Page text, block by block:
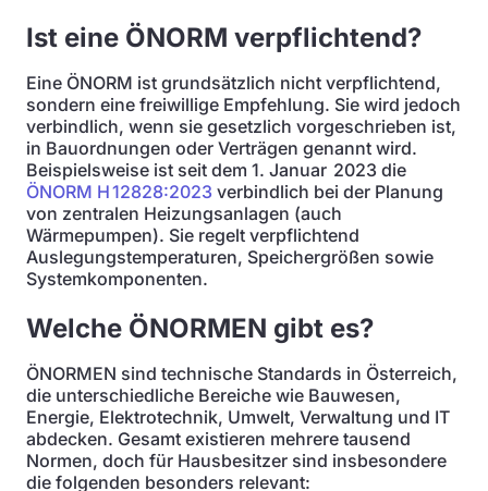
Ist eine ÖNORM verpflichtend?
Eine ÖNORM ist grundsätzlich nicht verpflichtend,
sondern eine freiwillige Empfehlung. Sie wird jedoch
verbindlich, wenn sie gesetzlich vorgeschrieben ist,
in Bauordnungen oder Verträgen genannt wird.
Beispielsweise ist seit dem 1. Januar 2023 die
ÖNORM H 12828:2023 verbindlich bei der Planung
von zentralen Heizungsanlagen (auch
Wärmepumpen). Sie regelt verpflichtend
Auslegungstemperaturen, Speichergrößen sowie
Systemkomponenten.
Welche ÖNORMEN gibt es?
ÖNORMEN sind technische Standards in Österreich,
die unterschiedliche Bereiche wie Bauwesen,
Energie, Elektrotechnik, Umwelt, Verwaltung und IT
abdecken. Gesamt existieren mehrere tausend
Normen, doch für Hausbesitzer sind insbesondere
die folgenden besonders relevant: